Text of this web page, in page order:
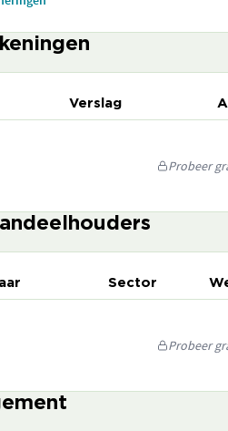
Verslag
Probeer
Sector
Probeer